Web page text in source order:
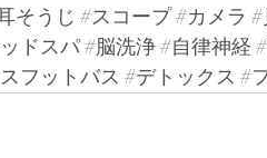
そうじ #スコープ#カメラ #
ドスパ#脳洗浄#自律神経
フットバス #デトックス #